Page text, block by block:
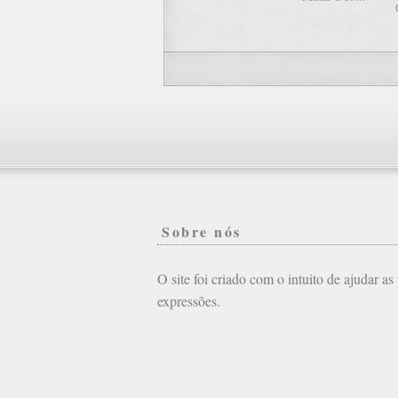
Sobre nós
O site foi criado com o intuito de ajudar
expressões.